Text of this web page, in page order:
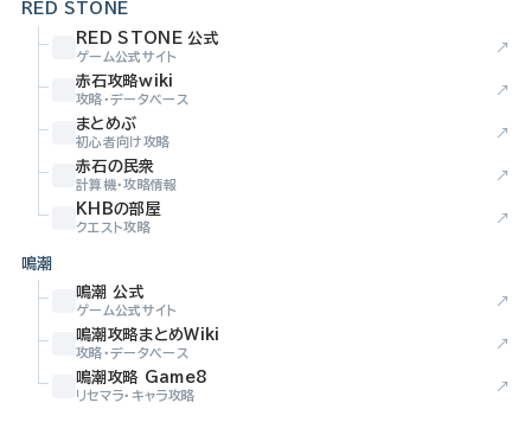
RED STONE
RED STONE 公式
ゲーム公式サイト
↗
赤石攻略wiki
攻略・データベース
↗
まとめぶ
初心者向け攻略
↗
赤石の民衆
計算機・攻略情報
↗
KHBの部屋
クエスト攻略
↗
鳴潮
鳴潮 公式
ゲーム公式サイト
↗
鳴潮攻略まとめWiki
攻略・データベース
↗
鳴潮攻略 Game8
リセマラ・キャラ攻略
↗